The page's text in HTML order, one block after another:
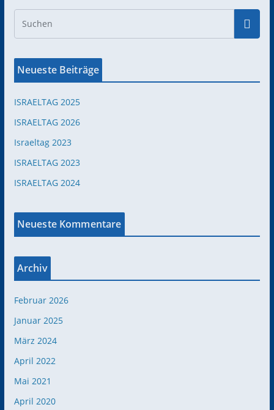
Neueste Beiträge
ISRAELTAG 2025
ISRAELTAG 2026
Israeltag 2023
ISRAELTAG 2023
ISRAELTAG 2024
Neueste Kommentare
Archiv
Februar 2026
Januar 2025
März 2024
April 2022
Mai 2021
April 2020